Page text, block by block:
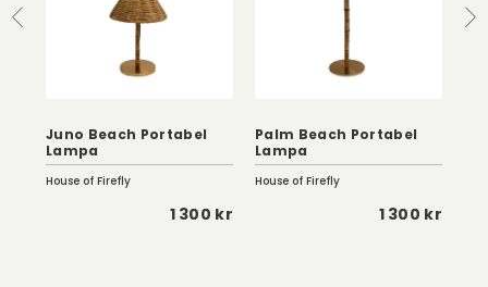
Juno Beach Portabel
Lampa
House of Firefly
1 300 kr
Palm Beach Portabel
Lampa
House of Firefly
1 300 kr